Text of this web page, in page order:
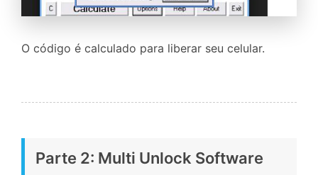
O código é calculado para liberar seu celular.
Parte 2: Multi Unlock Software